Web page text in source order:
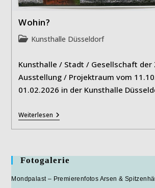
Wohin?
Beitrags-
Kunsthalle Düsseldorf
Kunsthalle / Stadt / Gesellschaft der
Ausstellung / Projektraum vom
01.02.2026 in der Kunsthalle
WeiterlesenWohin?
Fotogalerie
Mondpalast – Premierenfotos Arsen &